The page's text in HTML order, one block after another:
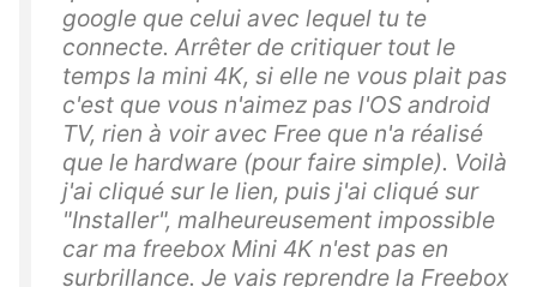
google que celui avec lequel tu te
connecte. Arrêter de critiquer tout le
temps la mini 4K, si elle ne vous plait pas
c'est que vous n'aimez pas l'OS android
TV, rien à voir avec Free que n'a réalisé
que le hardware (pour faire simple). Voilà
j'ai cliqué sur le lien, puis j'ai cliqué sur
"Installer", malheureusement impossible
car ma freebox Mini 4K n'est pas en
surbrillance. Je vais reprendre la Freebox